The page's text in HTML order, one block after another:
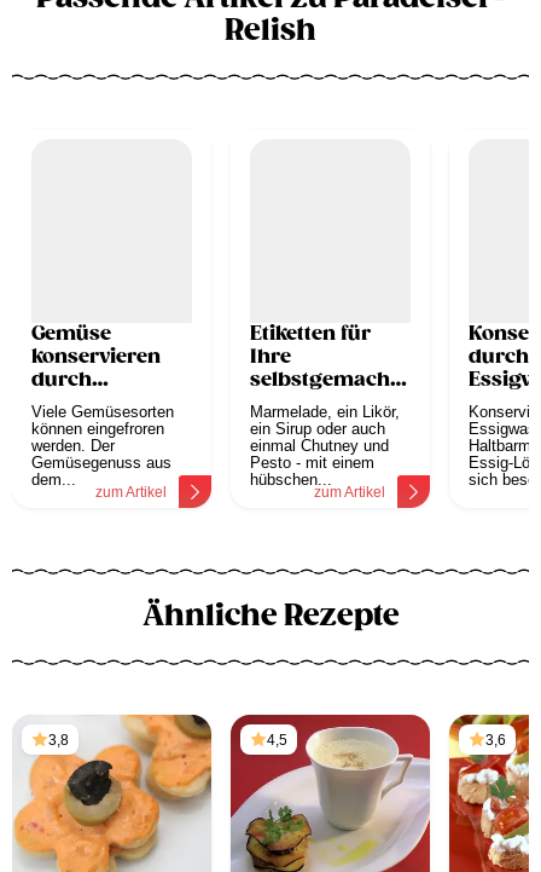
Relish
Gemüse
konservieren
durch
Einfrieren &
Einkochen
Viele Gemüsesorten
können eingefroren
werden. Der
Gemüsegenuss aus
dem...
zum Artikel
Etiketten für
Ihre
selbstgemachten
Marmeladen
Marmelade, ein Likör,
ein Sirup oder auch
einmal Chutney und
Pesto - mit einem
hübschen...
zum Artikel
durch
Essig-
sich
Ähnliche Rezepte
3,8 4,5 3,6